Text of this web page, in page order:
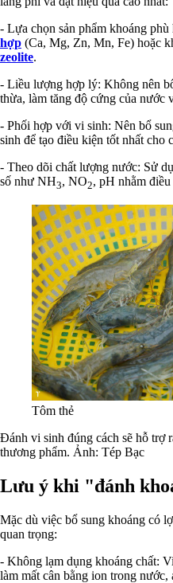
- Lựa chọn sản phẩm khoáng
hợp (Ca, Mg, Zn, Mn, Fe) hoặc
zeolite.
- Liều lượng hợp lý: Không nên
thừa, làm tăng độ cứng của nước
- Phối hợp với vi sinh: Nên bổ
sinh để tạo điều kiện tốt nhất cho
- Theo dõi chất lượng nước: Sử
số như NH3, NO2, pH nhằm
Tôm thẻ
Đánh vi sinh đúng cách sẽ hỗ trợ
thương phẩm. Ảnh: Tép Bạc
Lưu ý khi "đánh
Mặc dù việc bổ sung khoáng có
quan trọng:
- Không lạm dụng khoáng chất:
làm mất cân bằng ion trong